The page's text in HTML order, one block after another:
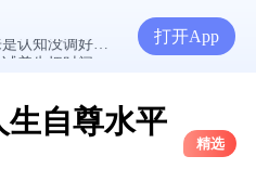
对伴侣过度情感依赖？试着先把时间填满
打开App
自尊水平
精选